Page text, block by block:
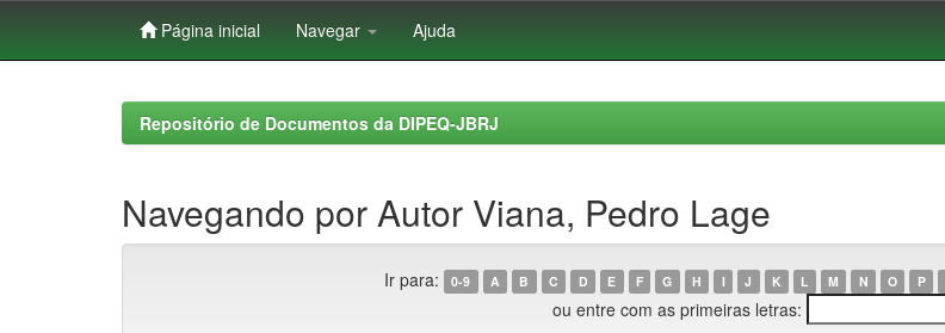
Página inicial Navegar Ajuda
Repositório de Documentos da DIPEQ-JBRJ
Navegando por Autor Viana, Pedro Lage
Ir para: 0-9 A B C D E F G H I J K L M N O P
ou entre com as primeiras letras: